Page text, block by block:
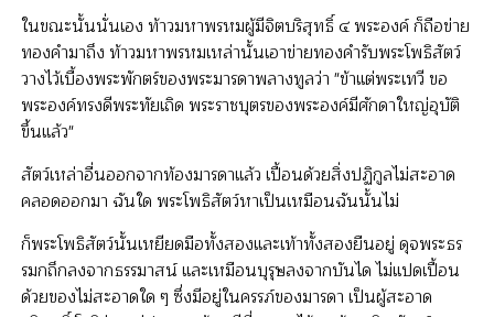
ในขณะนั้นนั่นเอง ท้าวมหาพรหมผู้มีจิตบริสุทธิ์ ๔ พระองค์ ก็ถือข่าย
ทองคำมาถึง ท้าวมหาพรหมเหล่านั้นเอาข่ายทองคำรับพระโพธิสัตว์
วางไว้เบื้องพระพักตร์ของพระมารดาพลางทูลว่า "ข้าแต่พระเทวี ขอ
พระองค์ทรงดีพระทัยเถิด พระราชบุตรของพระองค์มีศักดาใหญ่อุบัติ
ขึ้นแล้ว"
สัตว์เหล่าอื่นออกจากท้องมารดาแล้ว เปื้อนด้วยสิ่งปฏิกูลไม่สะอาด
คลอดออกมา ฉันใด พระโพธิสัตว์หาเป็นเหมือนฉันนั้นไม่
ก็พระโพธิสัตว์นั้นเหยียดมือทั้งสองและเท้าทั้งสองยืนอยู่ ดุจพระธร
รมกถึกลงจากธรรมาสน์ และเหมือนบุรุษลงจากบันได ไม่แปดเปื้อน
ด้วยของไม่สะอาดใด ๆ ซึ่งมีอยู่ในครรภ์ของมารดา เป็นผู้สะอาด